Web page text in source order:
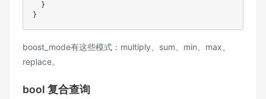
  }
boost_mode有这些模式：multiply、sum、min、max、
replace。
bool 复合查询